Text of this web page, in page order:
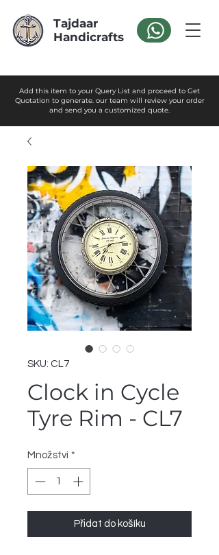
Tajdaar
Handicrafts
Add this item to your Query List and proceed to Get
Quotation to generate. our team will review your order
and send you a customized quote.
SKU: CL7
Clock in Cycle
Tyre Rim - CL7
Množství *
Přidat do košíku